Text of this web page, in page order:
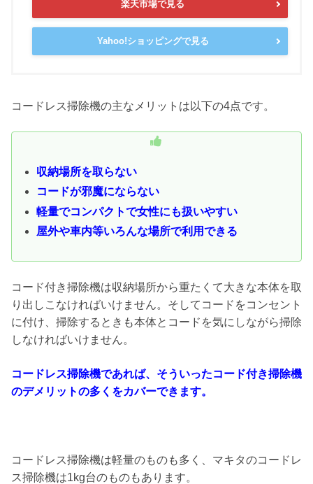
楽天市場で見る
Yahoo!ショッピングで見る
コードレス掃除機の主なメリットは以下の4点です。
収納場所を取らない
コードが邪魔にならない
軽量でコンパクトで女性にも扱いやすい
屋外や車内等いろんな場所で利用できる
コード付き掃除機は収納場所から重たくて大きな本体を取
り出しこなければいけません。そしてコードをコンセント
に付け、掃除するときも本体とコードを気にしながら掃除
しなければいけません。
コードレス掃除機であれば、そういったコード付き掃除機
のデメリットの多くをカバーできます。
コードレス掃除機は軽量のものも多く、マキタのコードレ
ス掃除機は1kg台のものもあります。